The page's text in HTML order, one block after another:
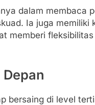
dalam membaca
Ia juga memiliki
memberi fleksibilitas
bersaing di level